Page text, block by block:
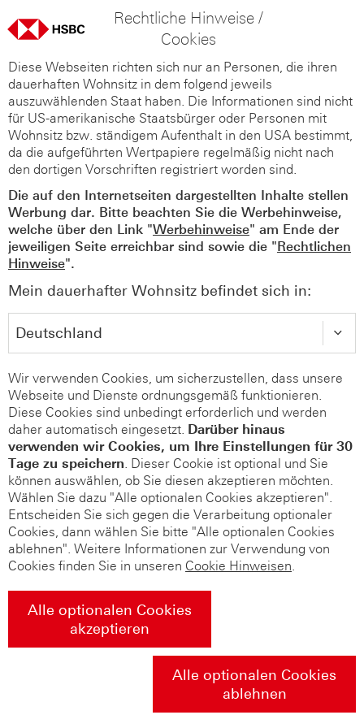
Rechtliche Hinweise /
Cookies
Diese Webseiten richten sich nur an Personen, die ihren
dauerhaften Wohnsitz in dem folgend jeweils
auszuwählenden Staat haben. Die Informationen sind nicht
für US-amerikanische Staatsbürger oder Personen mit
Wohnsitz bzw. ständigem Aufenthalt in den USA bestimmt,
da die aufgeführten Wertpapiere regelmäßig nicht nach
den dortigen Vorschriften registriert worden sind.
Die auf den Internetseiten dargestellten Inhalte stellen
Werbung dar. Bitte beachten Sie die Werbehinweise,
welche über den Link "Werbehinweise" am Ende der
jeweiligen Seite erreichbar sind sowie die "Rechtlichen
Hinweise".
Mein dauerhafter Wohnsitz befindet sich in:
Wir verwenden Cookies, um sicherzustellen, dass unsere
Webseite und Dienste ordnungsgemäß funktionieren.
Diese Cookies sind unbedingt erforderlich und werden
daher automatisch eingesetzt. Darüber hinaus
verwenden wir Cookies, um Ihre Einstellungen für 30
Tage zu speichern. Dieser Cookie ist optional und Sie
können auswählen, ob Sie diesen akzeptieren möchten.
Wählen Sie dazu "Alle optionalen Cookies akzeptieren".
Entscheiden Sie sich gegen die Verarbeitung optionaler
Cookies, dann wählen Sie bitte "Alle optionalen Cookies
ablehnen". Weitere Informationen zur Verwendung von
Cookies finden Sie in unseren Cookie Hinweisen.
Alle optionalen Cookies
akzeptieren
Alle optionalen Cookies
ablehnen